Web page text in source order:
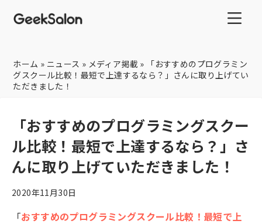
ホーム » ニュース » メディア掲載 »
「おすすめのプログラミン
グスクール比較！最短で上達するなら？」さんに取り上げてい
ただきました！
「おすすめのプログラミングスクー
ル比較！最短で上達するなら？」さ
んに取り上げていただきました！
2020年11月30日
「おすすめのプログラミングスクール比較！最短で上